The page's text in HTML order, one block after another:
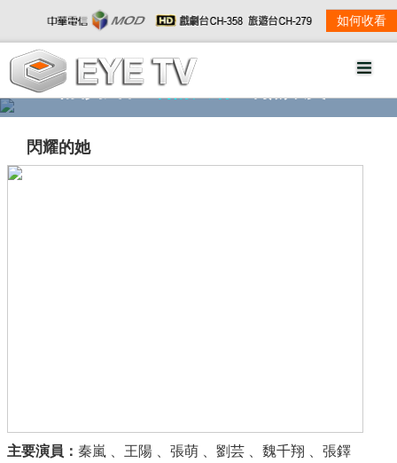
如何收看
精彩影音 劇情大綱
閃耀的她
主要演員： 秦嵐 、王陽 、張萌 、劉芸 、魏千翔 、張鐸